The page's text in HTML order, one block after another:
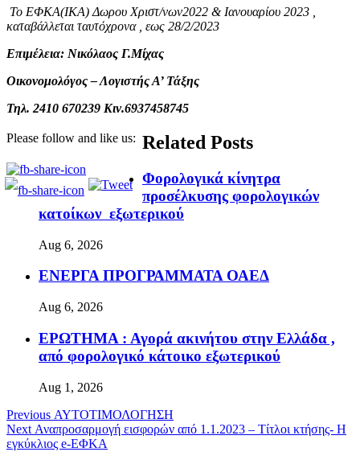
Το ΕΦΚΑ(ΙΚΑ) Δωρου Χριστ/νων2022 & Ιανουαρίου 2023 ,
καταβάλλεται ταυτόχρονα , εως 28/2/2023
Eπιμέλεια: Νικόλαος Γ.Μίχας
Οικονομολόγος – Λογιστής Α’ Τάξης
Τηλ. 2410 670239 Κιν.6937458745
Please follow and like us: Related Posts
Φορολογικά κίνητρα
προσέλκυσης φορολογικών
κατοίκων εξωτερικού
Aug 6, 2026
ΕΝΕΡΓΑ ΠΡΟΓΡΑΜΜΑΤΑ ΟΑΕΔ
Aug 6, 2026
ΕΡΩΤΗΜΑ : Αγορά ακινήτου στην Ελλάδα ,
από φορολογικό κάτοικο εξωτερικού
Aug 1, 2026
Previous ΑΥΤΟΤΙΜΟΛΟΓΗΣΗ
Next Αναπροσαρμογή εισφορών από 1.1.2023 – Tίτλοι κτήσης- Η
εγκύκλιος e-ΕΦΚΑ